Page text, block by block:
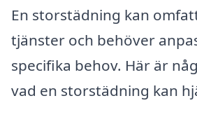
En storstädning kan
tjänster och behöver
specifika behov. Här är
vad en storstädning kan